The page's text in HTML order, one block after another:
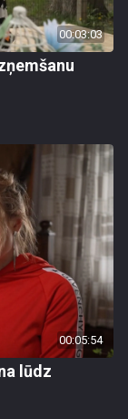
00:03:03
00:05:54
lūdz